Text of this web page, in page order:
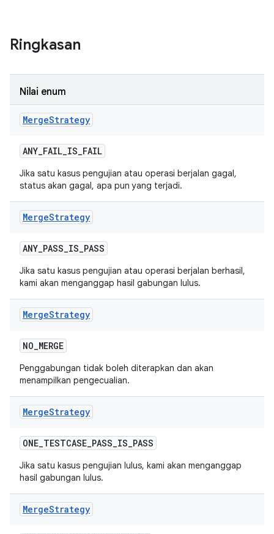
Ringkasan
Nilai enum
MergeStrategy
ANY_FAIL_IS_FAIL
Jika satu kasus pengujian atau operasi berjalan gagal,
status akan gagal, apa pun yang terjadi.
MergeStrategy
ANY_PASS_IS_PASS
Jika satu kasus pengujian atau operasi berjalan berhasil,
kami akan menganggap hasil gabungan lulus.
MergeStrategy
NO_MERGE
Penggabungan tidak boleh diterapkan dan akan
menampilkan pengecualian.
MergeStrategy
ONE_TESTCASE_PASS_IS_PASS
Jika satu kasus pengujian lulus, kami akan menganggap
hasil gabungan lulus.
MergeStrategy